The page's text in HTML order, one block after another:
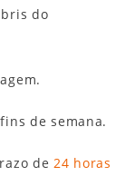
do
de semana.
de 24 horas